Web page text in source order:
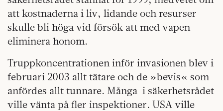
att kostnaderna i liv, lidande och resurser
skulle bli höga vid försök att med vapen
eliminera honom.
Truppkoncentrationen inför invasionen blev i
februari 2003 allt tätare och de »bevis« som
anfördes allt tunnare. Många i säkerhetsrådet
ville vänta på fler inspektioner. USA ville